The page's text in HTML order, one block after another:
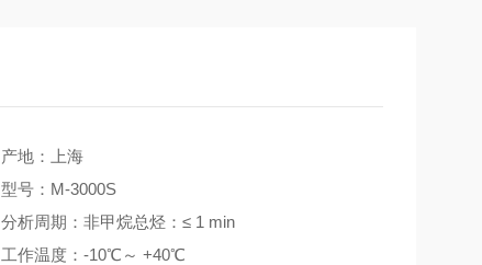
产地：上海
型号：M-3000S
分析周期：非甲烷总烃：≤ 1 min
工作温度：-10℃～ +40℃